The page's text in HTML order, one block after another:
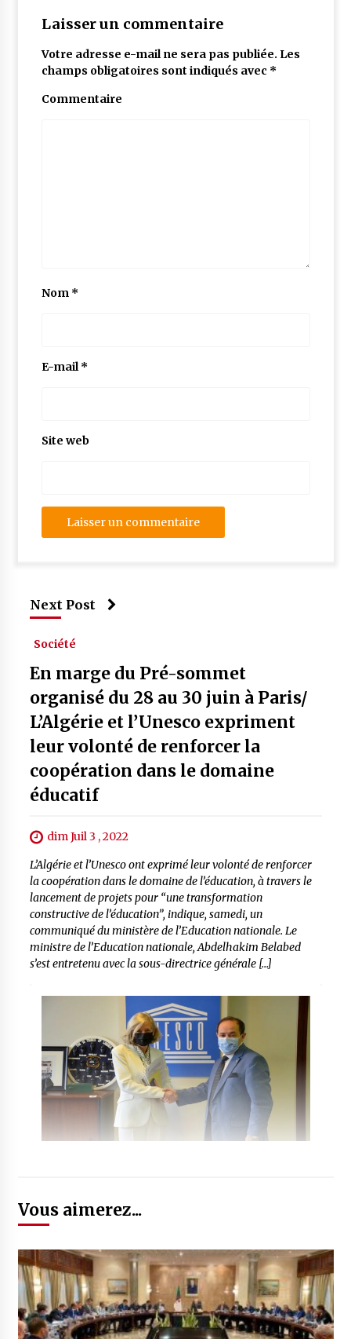
Laisser un commentaire
Votre adresse e-mail ne sera pas publiée. Les
champs obligatoires sont indiqués avec *
Commentaire
Nom *
E-mail*
Site web
Next Post
Société
En marge du Pré-sommet
organisé du 28 au 30 juin à Paris/
L’Algérie et l’Unesco expriment
leur volonté de renforcer la
coopération dans le domaine
éducatif
dim Juil 3 , 2022
L’Algérie et l’Unesco ont exprimé leur volonté de renforcer
la coopération dans le domaine de l’éducation, à travers le
lancement de projets pour “une transformation
constructive de l’éducation”, indique, samedi, un
communiqué du ministère de l’Education nationale. Le
ministre de l’Education nationale, Abdelhakim Belabed
s’est entretenu avec la sous-directrice générale […]
Vous aimerez...